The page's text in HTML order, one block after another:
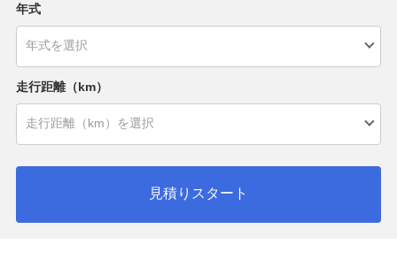
年式
走行距離（km）
見積りスタート